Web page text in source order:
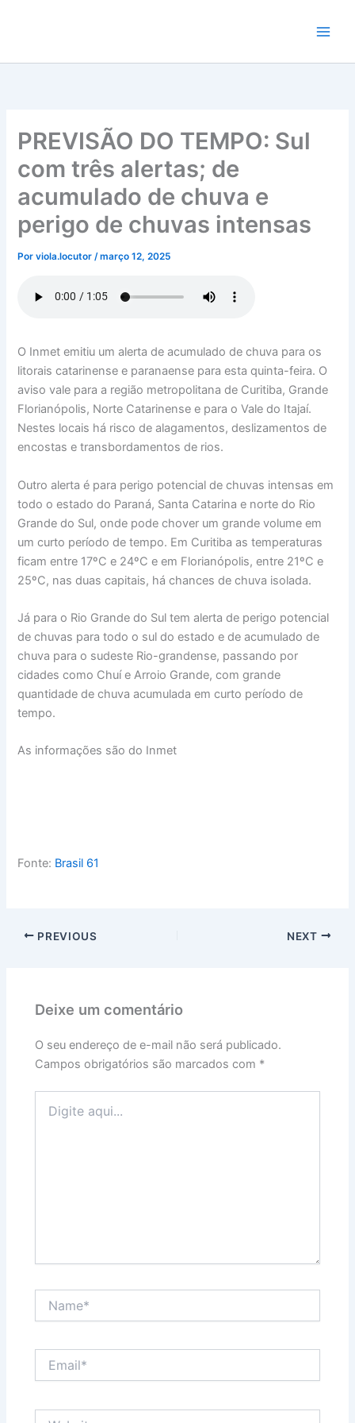
conteúdo
PREVISÃO DO TEMPO: Sul
com três alertas; de
acumulado de chuva e
perigo de chuvas intensas
Porviola.locutor/março 12, 2025
O Inmet emitiu um alerta de acumulado de chuva para os
litorais catarinense e paranaense para esta quinta-feira. O
aviso vale para a região metropolitana de Curitiba, Grande
Florianópolis, Norte Catarinense e para o Vale do Itajaí.
Nestes locais há risco de alagamentos, deslizamentos de
encostas e transbordamentos de rios.
Outro alerta é para perigo potencial de chuvas intensas em
todo o estado do Paraná, Santa Catarina e norte do Rio
Grande do Sul, onde pode chover um grande volume em
um curto período de tempo. Em Curitiba as temperaturas
ficam entre 17ºC e 24ºC e em Florianópolis, entre 21ºC e
25ºC, nas duas capitais, há chances de chuva isolada.
Já para o Rio Grande do Sul tem alerta de perigo potencial
de chuvas para todo o sul do estado e de acumulado de
chuva para o sudeste Rio-grandense, passando por
cidades como Chuí e Arroio Grande, com grande
quantidade de chuva acumulada em curto período de
tempo.
As informações são do Inmet
Fonte: Brasil 61
PREVIOUS NEXT
Deixe um comentário
O seu endereço de e-mail não será publicado.
Campos obrigatórios são marcados com *
aqui...